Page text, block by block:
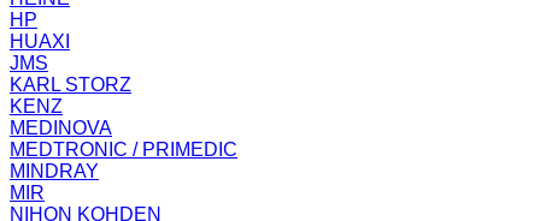
HP
HUAXI
JMS
KARL STORZ
KENZ
MEDINOVA
MEDTRONIC / PRIMEDIC
MINDRAY
MIR
NIHON KOHDEN